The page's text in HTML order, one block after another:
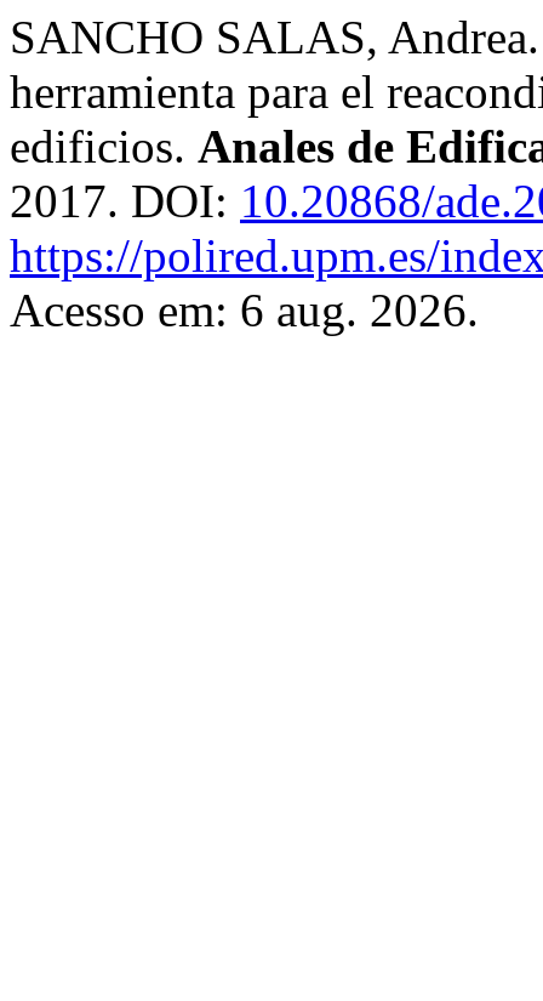
SANCHO SALAS,
herramienta para el
edificios. Anales de
2017. DOI: 10.20868/
https://polired.upm.es/
Acesso em: 6 aug. 2026.